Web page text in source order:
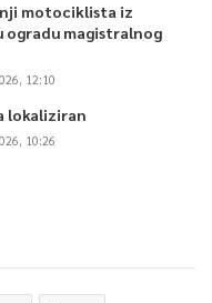
motociklista iz
ogradu magistralnog
12:10
lokaliziran
10:26